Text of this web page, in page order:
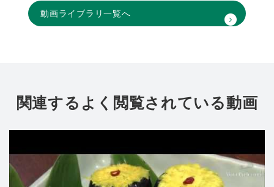
動画ライブラリ一覧へ
関連するよく閲覧されている動画